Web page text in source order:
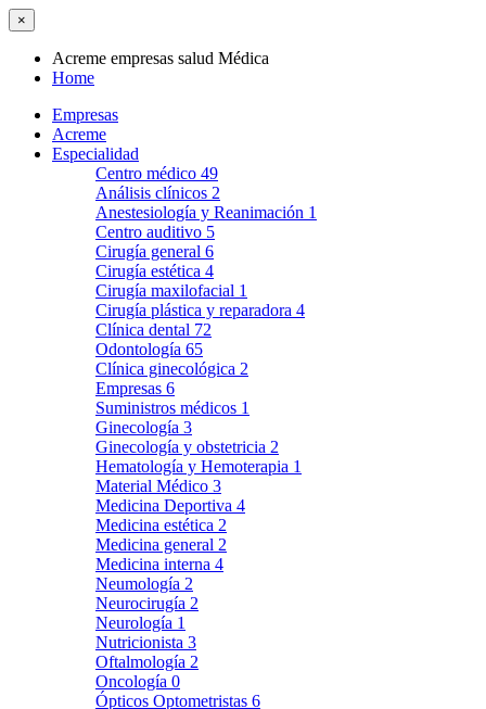
×
Acreme empresas salud Médica
Home
Empresas
Acreme
Especialidad
Centro médico 49
Análisis clínicos 2
Anestesiología y Reanimación 1
Centro auditivo 5
Cirugía general 6
Cirugía estética 4
Cirugía maxilofacial 1
Cirugía plástica y reparadora 4
Clínica dental 72
Odontología 65
Clínica ginecológica 2
Empresas 6
Suministros médicos 1
Ginecología 3
Ginecología y obstetricia 2
Hematología y Hemoterapia 1
Material Médico 3
Medicina Deportiva 4
Medicina estética 2
Medicina general 2
Medicina interna 4
Neumología 2
Neurocirugía 2
Neurología 1
Nutricionista 3
Oftalmología 2
Oncología 0
Ópticos Optometristas 6